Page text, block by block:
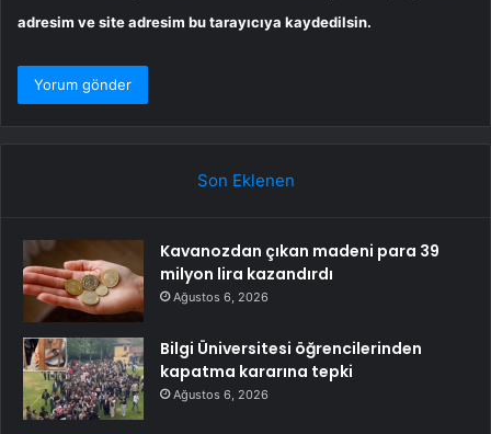
adresim ve site adresim bu tarayıcıya kaydedilsin.
Son Eklenen
Kavanozdan çıkan madeni para 39
milyon lira kazandırdı
Ağustos 6, 2026
Bilgi Üniversitesi öğrencilerinden
kapatma kararına tepki
Ağustos 6, 2026